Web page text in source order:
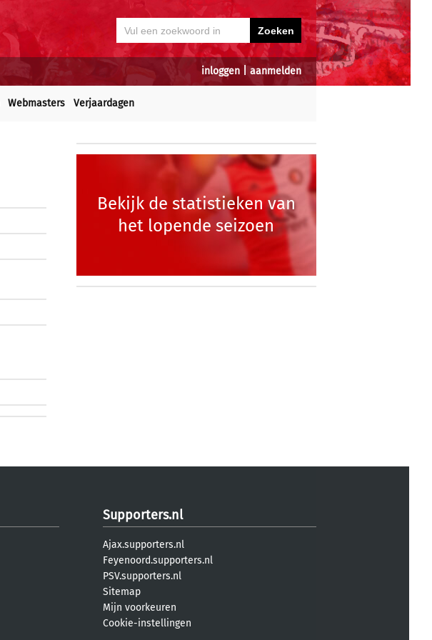
inloggen aanmelden
Webmasters Verjaardagen
Bekijk de statistieken van
het lopende seizoen
Supporters.nl
Ajax.supporters.nl
Feyenoord.supporters.nl
PSV.supporters.nl
Sitemap
Mijn voorkeuren
Cookie-instellingen